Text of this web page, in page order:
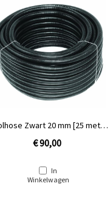
Zwart 20 mm [25 meter
€ 90,00
In
Winkelwagen